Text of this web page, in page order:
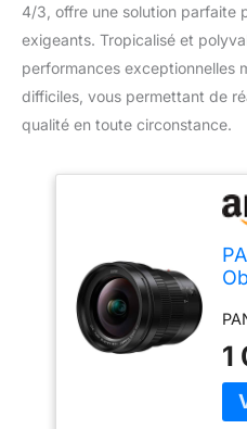
4/3, offre une solution parfaite
exigeants. Tropicalisé et
performances exceptionnelles
difficiles, vous permettant de
qualité en toute circonstance.
1